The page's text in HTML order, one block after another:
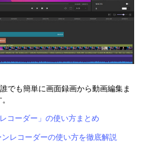
でも簡単に画面録画から動画編集ま
コーダー」の使い方まとめ
レコーダーの使い方を徹底解説